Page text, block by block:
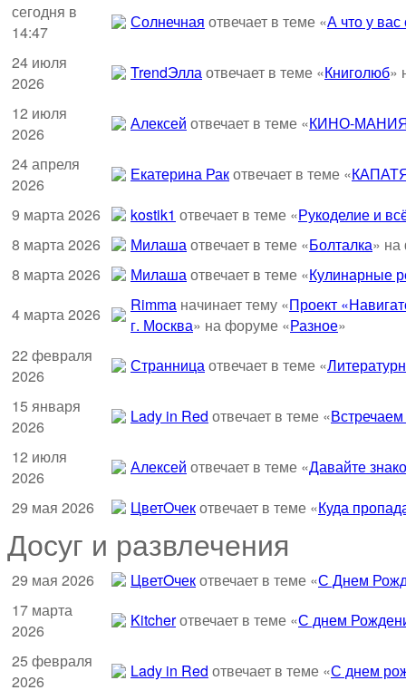
сегодня в
14:47
Солнечная отвечает в теме «А что у
24 июля
2026
TrendЭллаотвечает в теме «Книголюб»
12 июля
2026
Алексей отвечает в теме «КИНО-
24 апреля
2026
Екатерина Ракотвечает в теме «
9 марта 2026
kostik1 отвечает в теме «Рукоделие и
8 марта 2026
Милашаотвечает в теме «Болталка»
8 марта 2026
Милашаотвечает в теме «Кулинарные
4 марта 2026
Rimma начинает тему «Проект
г. Москва» на форуме «Разное»
22 февраля
2026
Странницаотвечает в теме «
15 января
2026
Lady in Red отвечает в теме «
12 июля
2026
Алексей отвечает в теме «Давайте
29 мая 2026
ЦветOчекотвечает в теме «Куда
Досуг и развлечения
29 мая 2026 ЦветOчекотвечает в теме «С Днем
17 марта
2026
Kitcherотвечает в теме «С днем
25 февраля
2026
Lady in Red отвечает в теме «С днем